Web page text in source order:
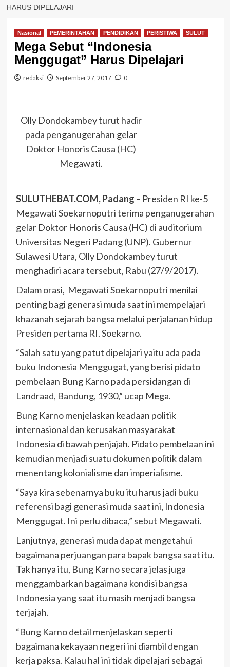
HARUS DIPELAJARI
Nasional PEMERINTAHAN PENDIDIKAN PERISTIWA SULUT
Mega Sebut “Indonesia
Menggugat” Harus Dipelajari
redaksi September 27, 2017 0
Olly Dondokambey turut hadir
pada penganugerahan gelar
Doktor Honoris Causa (HC)
Megawati.
SULUTHEBAT.COM, Padang – Presiden RI ke-5
Megawati Soekarnoputri terima penganugerahan
gelar Doktor Honoris Causa (HC) di auditorium
Universitas Negeri Padang (UNP). Gubernur
Sulawesi Utara, Olly Dondokambey turut
menghadiri acara tersebut, Rabu (27/9/2017).
Dalam orasi, Megawati Soekarnoputri menilai
penting bagi generasi muda saat ini mempelajari
khazanah sejarah bangsa melalui perjalanan hidup
Presiden pertama RI. Soekarno.
“Salah satu yang patut dipelajari yaitu ada pada
buku Indonesia Menggugat, yang berisi pidato
pembelaan Bung Karno pada persidangan di
Landraad, Bandung, 1930,” ucap Mega.
Bung Karno menjelaskan keadaan politik
internasional dan kerusakan masyarakat
Indonesia di bawah penjajah. Pidato pembelaan ini
kemudian menjadi suatu dokumen politik dalam
menentang kolonialisme dan imperialisme.
“Saya kira sebenarnya buku itu harus jadi buku
referensi bagi generasi muda saat ini, Indonesia
Menggugat. Ini perlu dibaca,” sebut Megawati.
Lanjutnya, generasi muda dapat mengetahui
bagaimana perjuangan para bapak bangsa saat itu.
Tak hanya itu, Bung Karno secara jelas juga
menggambarkan bagaimana kondisi bangsa
Indonesia yang saat itu masih menjadi bangsa
terjajah.
“Bung Karno detail menjelaskan seperti
bagaimana kekayaan negeri ini diambil dengan
kerja paksa. Kalau hal ini tidak dipelajari sebagai